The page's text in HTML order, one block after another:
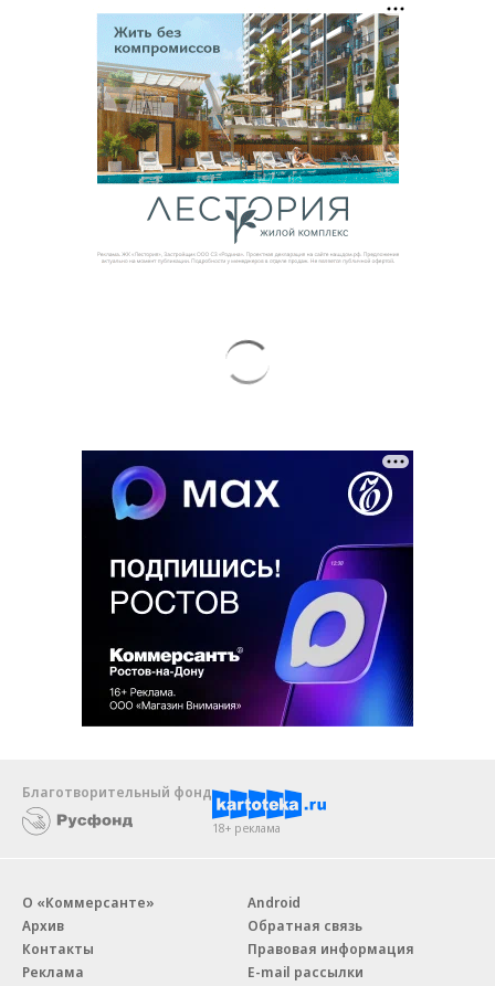
Благотворительный фонд
18+ реклама
О «Коммерсанте»
Архив
Контакты
Реклама
Android
Обратная связь
Правовая информация
E-mail рассылки